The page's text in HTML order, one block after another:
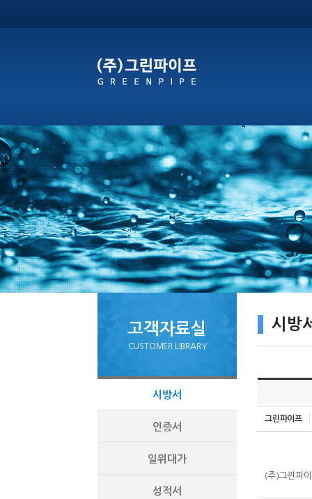
고객자료실
CUSTOMER LIBRARY
시방서
인증서
일위대가
성적서
시방
그린파이프
(주)그린파